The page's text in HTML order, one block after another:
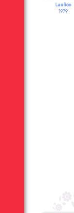
Laulico
1979